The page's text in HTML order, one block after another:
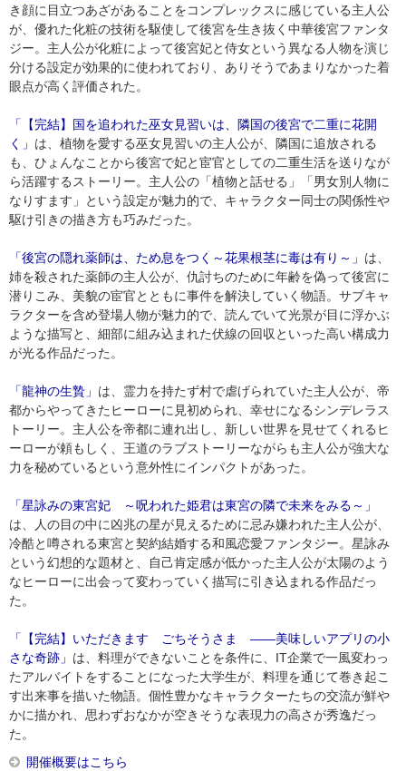
き顔に目立つあざがあることをコンプレックスに感じている主人公
が、優れた化粧の技術を駆使して後宮を生き抜く中華後宮ファンタ
ジー。主人公が化粧によって後宮妃と侍女という異なる人物を演じ
分ける設定が効果的に使われており、ありそうであまりなかった着
眼点が高く評価された。
「【完結】国を追われた巫女見習いは、隣国の後宮で二重に花開
く」 は、植物を愛する巫女見習いの主人公が、隣国に追放される
も、ひょんなことから後宮で妃と宦官としての二重生活を送りなが
ら活躍するストーリー。主人公の「植物と話せる」「男女別人物に
なりすます」という設定が魅力的で、キャラクター同士の関係性や
駆け引きの描き方も巧みだった。
「後宮の隠れ薬師は、ため息をつく～花果根茎に毒は有り～」 は、
姉を殺された薬師の主人公が、仇討ちのために年齢を偽って後宮に
潜りこみ、美貌の宦官とともに事件を解決していく物語。サブキャ
ラクターを含め登場人物が魅力的で、読んでいて光景が目に浮かぶ
ような描写と、細部に組み込まれた伏線の回収といった高い構成力
が光る作品だった。
「龍神の生贄」 は、霊力を持たず村で虐げられていた主人公が、帝
都からやってきたヒーローに見初められ、幸せになるシンデレラス
トーリー。主人公を帝都に連れ出し、新しい世界を見せてくれるヒ
ーローが頼もしく、王道のラブストーリーながらも主人公が強大な
力を秘めているという意外性にインパクトがあった。
「星詠みの東宮妃 ～呪われた姫君は東宮の隣で未来をみる～」
は、人の目の中に凶兆の星が見えるために忌み嫌われた主人公が、
冷酷と噂される東宮と契約結婚する和風恋愛ファンタジー。星詠み
という幻想的な題材と、自己肯定感が低かった主人公が太陽のよう
なヒーローに出会って変わっていく描写に引き込まれる作品だっ
た。
「【完結】いただきます ごちそうさま ――美味しいアプリの小
さな奇跡」 は、料理ができないことを条件に、IT企業で一風変わっ
たアルバイトをすることになった大学生が、料理を通じて巻き起こ
す出来事を描いた物語。個性豊かなキャラクターたちの交流が鮮や
かに描かれ、思わずおなかが空きそうな表現力の高さが秀逸だっ
た。
開催概要はこちら